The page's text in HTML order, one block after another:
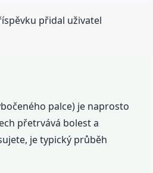
přidal uživatel
palce) je naprosto
přetrvává bolest a
je typický průběh